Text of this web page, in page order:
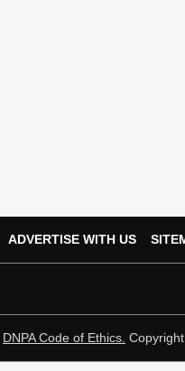
ADVERTISE WITH US
DNPA Code of Ethics.